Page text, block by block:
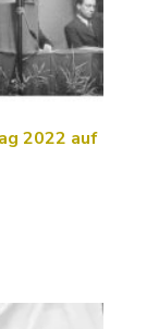
2022 auf